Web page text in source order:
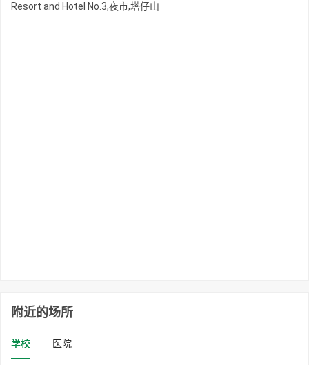
Resort and Hotel No.3,夜市,塔仔山
附近的场所
学校 医院